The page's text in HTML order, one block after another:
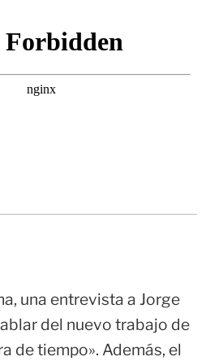
una entrevista a Jorge
del nuevo trabajo de
de tiempo». Además, el